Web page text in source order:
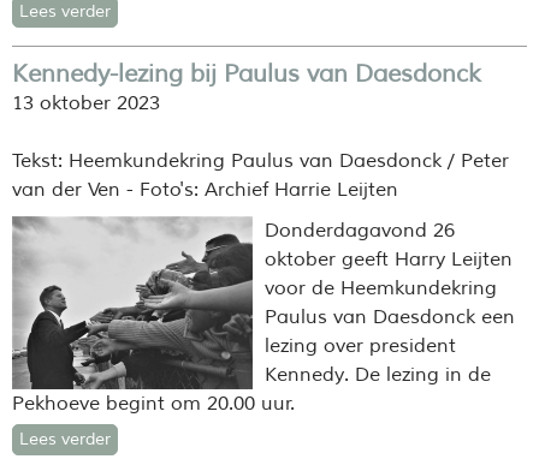
Lees verder
Kennedy-lezing bij Paulus van Daesdonck
13 oktober 2023
Tekst: Heemkundekring Paulus van Daesdonck / Peter
van der Ven - Foto's: Archief Harrie Leijten
Donderdagavond 26
oktober geeft Harry Leijten
voor de Heemkundekring
Paulus van Daesdonck een
lezing over president
Kennedy. De lezing in de
Pekhoeve begint om 20.00 uur.
Lees verder